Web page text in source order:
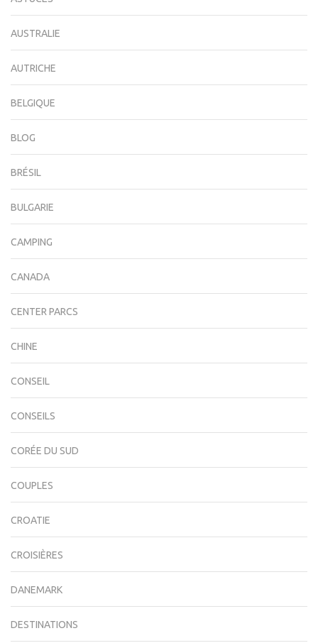
AUSTRALIE
AUTRICHE
BELGIQUE
BLOG
BRÉSIL
BULGARIE
CAMPING
CANADA
CENTER PARCS
CHINE
CONSEIL
CONSEILS
CORÉE DU SUD
COUPLES
CROATIE
CROISIÈRES
DANEMARK
DESTINATIONS